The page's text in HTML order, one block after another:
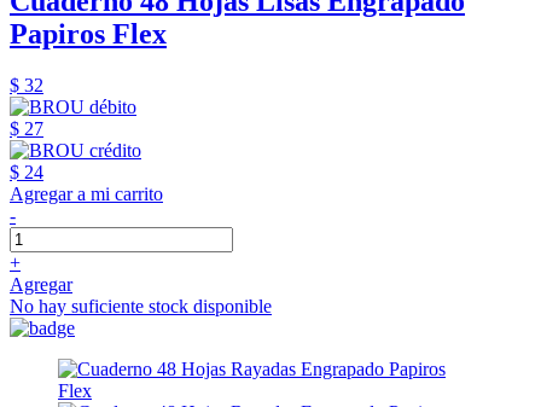
Papiros Flex
$ 32
$ 27
$ 24
Agregar a mi carrito
-
+
Agregar
No hay suficiente stock disponible